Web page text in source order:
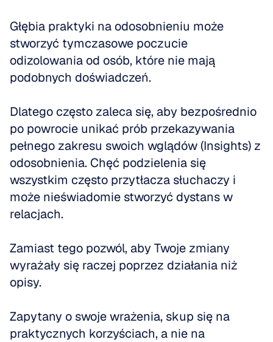
Głębia praktyki na odosobnieniu może
stworzyć tymczasowe poczucie
odizolowania od osób, które nie mają
podobnych doświadczeń.
Dlatego często zaleca się, aby bezpośrednio
po powrocie unikać prób przekazywania
pełnego zakresu swoich wglądów (Insights) z
odosobnienia. Chęć podzielenia się
wszystkim często przytłacza słuchaczy i
może nieświadomie stworzyć dystans w
relacjach.
Zamiast tego pozwól, aby Twoje zmiany
wyrażały się raczej poprzez działania niż
opisy.
Zapytany o swoje wrażenia, skup się na
praktycznych korzyściach, a nie na